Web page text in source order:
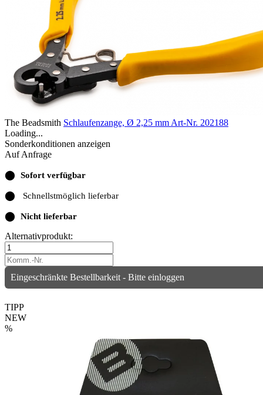
The Beadsmith Schlaufenzange, Ø 2,25 mm Art-Nr. 202188
Loading...
Sonderkonditionen anzeigen
Auf Anfrage
⬤ Sofort verfügbar
⬤ Schnellstmöglich lieferbar
⬤ Nicht lieferbar
Alternativprodukt:
Eingeschränkte Bestellbarkeit - Bitte einloggen
TIPP
NEW
%